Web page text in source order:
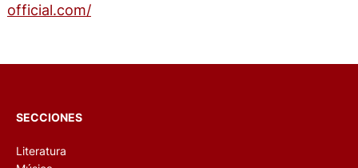
official.com/
SECCIONES
Literatura